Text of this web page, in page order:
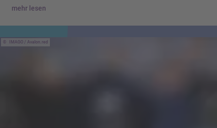
mehr lesen
IMAGO / Avalon.red